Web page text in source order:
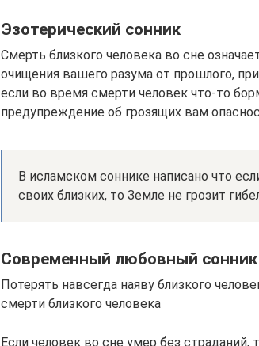
Эзотерический сонник
Смерть близкого человека во сне
очищения вашего разума от прошлого,
если во время смерти человек что-то
предупреждение об грозящих вам
В исламском соннике написано что
своих близких, то Земле не грозит
Современный любовный сонник
Потерять навсегда наяву близкого
смерти близкого человека
Если человек во сне умер без страданий,